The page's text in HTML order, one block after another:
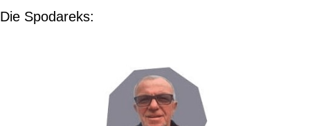
Die Spodareks: